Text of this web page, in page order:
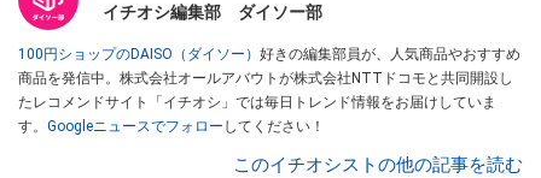
イチオシ編集部 ダイソー部
100円ショップのDAISO（ダイソー） 好きの編集部員が、人気商品やおすすめ
商品を発信中。株式会社オールアバウトが株式会社NTTドコモと共同開設し
たレコメンドサイト「イチオシ」では毎日トレンド情報をお届けしていま
す。 Googleニュースでフォロー してください！
このイチオシストの他の記事を読む